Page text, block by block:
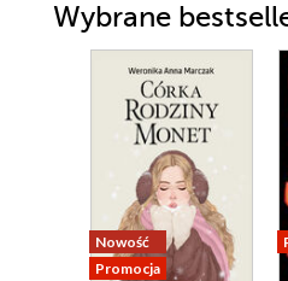
Wybrane
Nowość
Promocja